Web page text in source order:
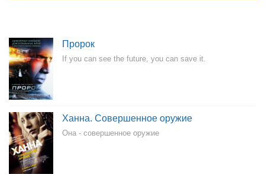
Пророк
If you can see the future, you can save it.
Ханна. Совершенное оружие
Она - совершенное оружие